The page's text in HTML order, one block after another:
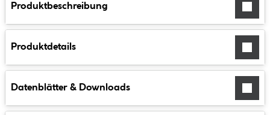
Produktbeschreibung
Produktdetails
Datenblätter & Downloads